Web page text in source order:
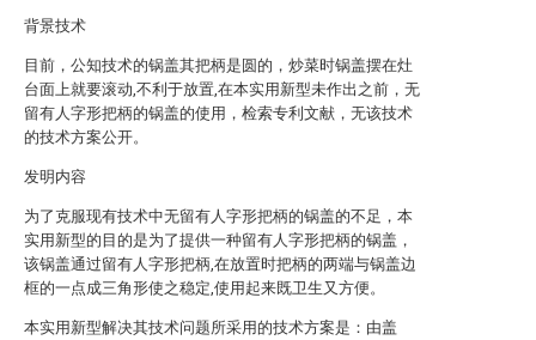
背景技术
目前，公知技术的锅盖其把柄是圆的，炒菜时锅盖摆在灶
台面上就要滚动,不利于放置,在本实用新型未作出之前，无
留有人字形把柄的锅盖的使用，检索专利文献，无该技术
的技术方案公开。
发明内容
为了克服现有技术中无留有人字形把柄的锅盖的不足，本
实用新型的目的是为了提供一种留有人字形把柄的锅盖，
该锅盖通过留有人字形把柄,在放置时把柄的两端与锅盖边
框的一点成三角形使之稳定,使用起来既卫生又方便。
本实用新型解决其技术问题所采用的技术方案是：由盖